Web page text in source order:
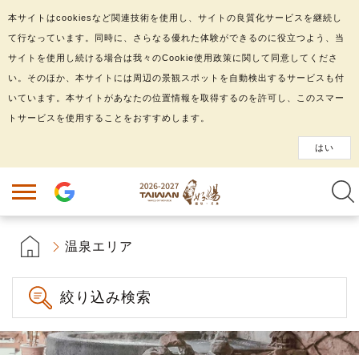
温泉エリア
絞り込み検索
本サイトはcookiesなど関連技術を使用し、サイトの良質化サービスを継続し
て行なっています。同時に、さらなる優れた体験ができるのに役立つよう、当
サイトを使用し続ける場合は我々のCookie使用政策に関して同意してくださ
い。そのほか、本サイトには周辺の景観スポットを自動検出するサービスも付
いています。本サイトがあなたの位置情報を取得するのを許可し、このスマー
トサービスを使用することをおすすめします。
はい